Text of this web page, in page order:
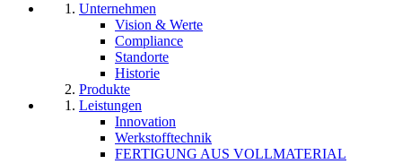
Unternehmen
Vision & Werte
Compliance
Standorte
Historie
Produkte
Leistungen
Innovation
Werkstofftechnik
FERTIGUNG AUS VOLLMATERIAL